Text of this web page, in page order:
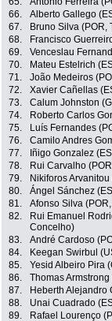
66.
Alberto Gallego
67.
Bruno Silva (POR,
68.
Francisco
69.
Venceslau
70.
Mateu Estelrich
71.
João Medeiros
72.
Xavier Cañellas
73.
Calum Johnston
74.
Roberto Carlos
75.
Luís Fernandes
76.
Camilo Andres
77.
Iñigo Gonzalez
78.
Rui Carvalho
79.
Nikiforos
80.
Ángel Sánchez
81.
Afonso Silva
82.
Rui Emanuel
Concelho)
83. André Cardoso
84.
Keegan Swirbul
85.
Yesid Albeiro Pira
86.
Thomas
87.
Heberth Alejandro
88.
Unai Cuadrado
89.
Rafael Lourenço